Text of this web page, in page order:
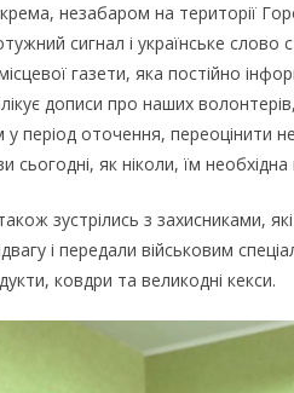
незабаром на території
сигнал і українське
газети, яка постійно
дописи про наших
у період оточення,
сьогодні, як ніколи, їм необхідна
зустрілись з захисниками,
і передали військовим
ковдри та великодні кекси.
НОВИНИ
Останніми
погода
жителів